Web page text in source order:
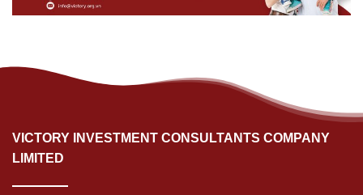
VICTORY INVESTMENT CONSULTANTS COMPANY
LIMITED